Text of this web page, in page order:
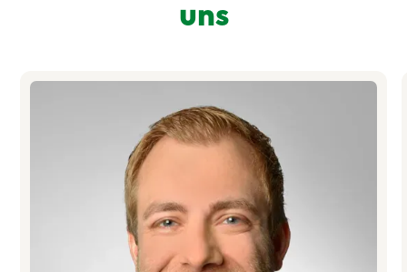
uns